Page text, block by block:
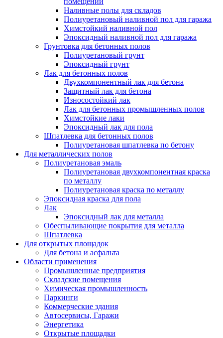
Наливные полы для складов
Полиуретановый наливной пол для гаража
Химстойкий наливной пол
Эпоксидный наливной пол для гаража
Грунтовка для бетонных полов
Полиуретановый грунт
Эпоксидный грунт
Лак для бетонных полов
Двухкомпонентный лак для бетона
Защитный лак для бетона
Износостойкий лак
Лак для бетонных промышленных полов
Химстойкие лаки
Эпоксидный лак для пола
Шпатлевка для бетонных полов
Полиуретановая шпатлевка по бетону
Для металлических полов
Полиуретановая эмаль
Полиуретановая двухкомпонентная краска
по металлу
Полиуретановая краска по металлу
Эпоксидная краска для пола
Лак
Эпоксидный лак для металла
Обеспыливающие покрытия для металла
Шпатлевка
Для открытых площадок
Для бетона и асфальта
Области применения
Промышленные предприятия
Складские помещения
Химическая промышленность
Паркинги
Коммерческие здания
Автосервисы, Гаражи
Энергетика
Открытые площадки